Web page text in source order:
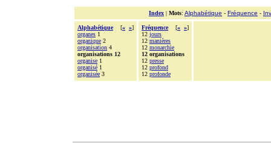
Index | Mots: Alphabétique - Fréquence -
Alphabétique [« »]
organes 1
organique 2
organisation 4
organisations 12
organise 1
organisé 1
organisée 3
Fréquence [« »]
12 jours
12 manières
12 monarchie
12 organisations
12 presse
12 profond
12 profonde